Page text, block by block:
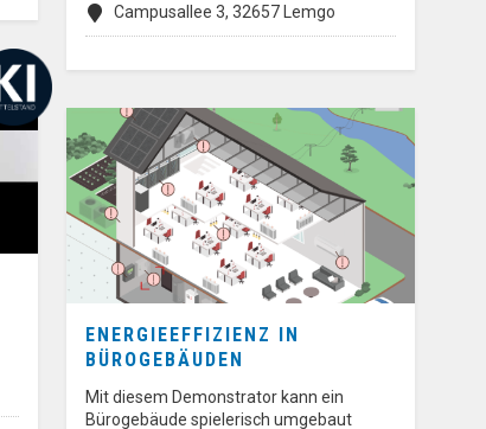
Campusallee 3, 32657 Lemgo
ENERGIEEFFIZIENZ IN
BÜROGEBÄUDEN
Mit diesem Demonstrator kann ein
Bürogebäude spielerisch umgebaut